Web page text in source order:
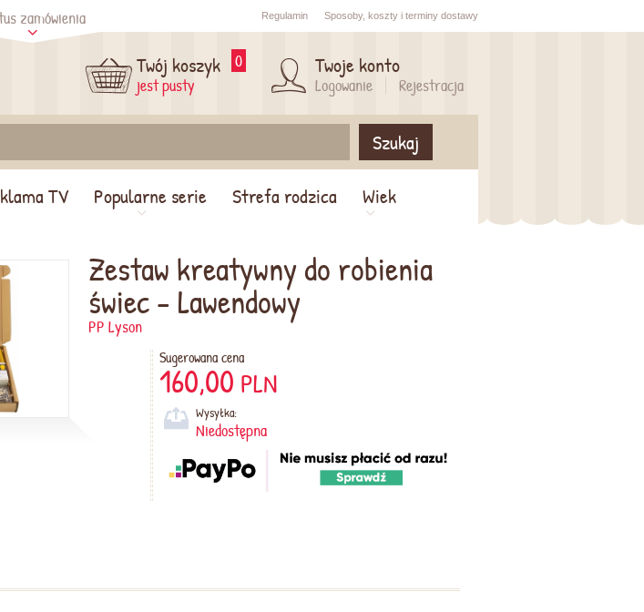
Sprawdź
zamówienia Regulamin Sposoby, koszty i terminy dostawy
Twój koszyk
jest pusty
0 Twoje konto
Logowanie Rejestracja
Szukaj
TV Popularne serie Strefa rodzica Wiek
Zestaw kreatywny do robienia
świec - Lawendowy
PP Lyson
Sugerowana cena
160,00 PLN
Wysyłka:
Niedostępna